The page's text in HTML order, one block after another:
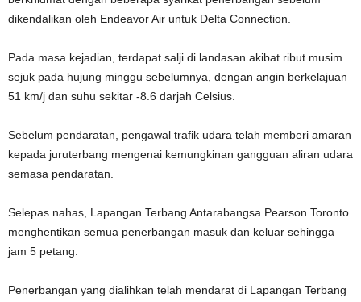
dikendalikan oleh Endeavor Air untuk Delta Connection.
Pada masa kejadian, terdapat salji di landasan akibat ribut musim
sejuk pada hujung minggu sebelumnya, dengan angin berkelajuan
51 km/j dan suhu sekitar -8.6 darjah Celsius.
Sebelum pendaratan, pengawal trafik udara telah memberi amaran
kepada juruterbang mengenai kemungkinan gangguan aliran udara
semasa pendaratan.
Selepas nahas, Lapangan Terbang Antarabangsa Pearson Toronto
menghentikan semua penerbangan masuk dan keluar sehingga
jam 5 petang.
Penerbangan yang dialihkan telah mendarat di Lapangan Terbang